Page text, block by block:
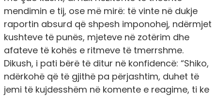
mendimin e tij, ose më mirë: të vinte në dukje
raportin absurd që shpesh imponohej, ndërmjet
kushteve të punës, mjeteve në zotërim dhe
afateve të kohës e ritmeve të tmerrshme.
Dikush, i pati bërë të ditur në konfidencë: “Shiko,
ndërkohë që të gjithë pa përjashtim, duhet të
jemi të kujdesshëm në komente e reagime, ti ke